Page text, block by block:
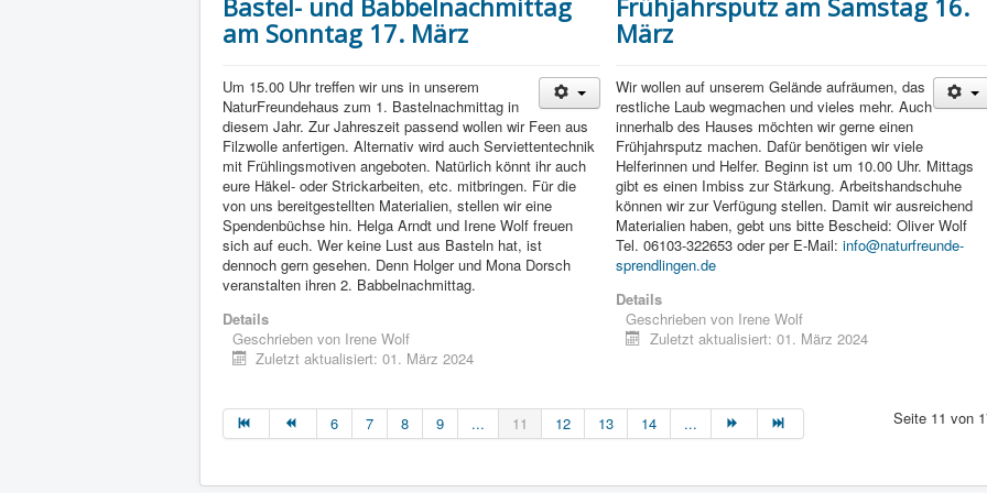
Bastel- und Babbelnachmittag
am Sonntag 17. März
Um 15.00 Uhr treffen wir uns in unserem
NaturFreundehaus zum 1. Bastelnachmittag in
diesem Jahr. Zur Jahreszeit passend wollen wir Feen aus
Filzwolle anfertigen. Alternativ wird auch Serviettentechnik
mit Frühlingsmotiven angeboten. Natürlich könnt ihr auch
eure Häkel- oder Strickarbeiten, etc. mitbringen. Für die
von uns bereitgestellten Materialien, stellen wir eine
Spendenbüchse hin. Helga Arndt und Irene Wolf freuen
sich auf euch. Wer keine Lust aus Basteln hat, ist
dennoch gern gesehen. Denn Holger und Mona Dorsch
veranstalten ihren 2. Babbelnachmittag.
Details
Geschrieben von Irene Wolf
Zuletzt aktualisiert: 01. März 2024
Frühjahrsputz am Samstag 16.
März
Wir wollen auf unserem Gelände aufräumen, das
restliche Laub wegmachen und vieles mehr. Auch
innerhalb des Hauses möchten wir gerne einen
Frühjahrsputz machen. Dafür benötigen wir viele
Helferinnen und Helfer. Beginn ist um 10.00 Uhr. Mittags
gibt es einen Imbiss zur Stärkung. Arbeitshandschuhe
können wir zur Verfügung stellen. Damit wir ausreichend
Materialien haben, gebt uns bitte Bescheid: Oliver Wolf
Tel. 06103-322653 oder per E-Mail:info@naturfreunde-
sprendlingen.de
Details
Geschrieben von Irene Wolf
Zuletzt aktualisiert: 01. März 2024
Seite 11 von
6 7 8 9 ... 11 12 13 14 ...